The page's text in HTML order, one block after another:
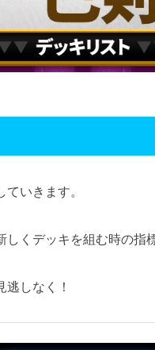
いきます。
くデッキを組む時の指
しなく！